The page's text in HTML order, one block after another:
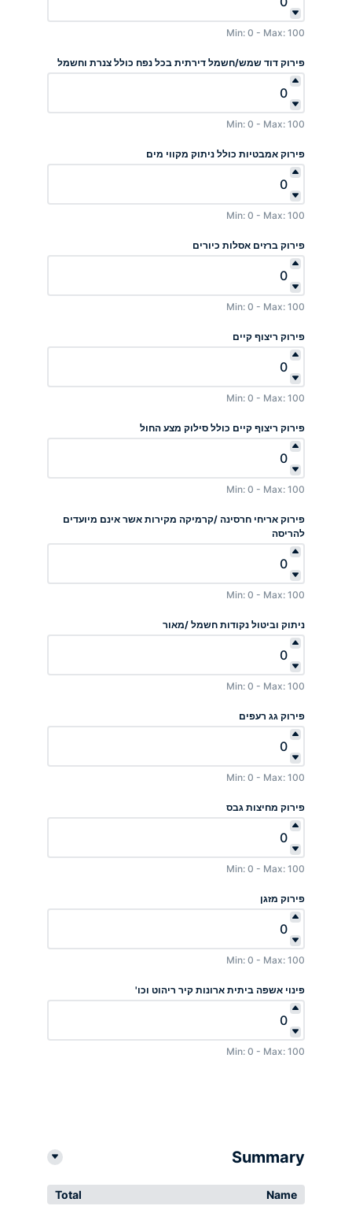
Min: 0 - Max: 100
פירוק דוד שמש/חשמל דירתית בכל נפח כולל צנרת וחשמל
Min: 0 - Max: 100
פירוק אמבטיות כולל ניתוק מקווי מים
Min: 0 - Max: 100
פירוק ברזים אסלות כיורים
Min: 0 - Max: 100
פירוק ריצוף קיים
Min: 0 - Max: 100
פירוק ריצוף קיים כולל סילוק מצע החול
Min: 0 - Max: 100
פירוק אריחי חרסינה /קרמיקה מקירות אשר אינם מיועדים
להריסה
Min: 0 - Max: 100
ניתוק וביטול נקודות חשמל /מאור
Min: 0 - Max: 100
פירוק גג רעפים
Min: 0 - Max: 100
פירוק מחיצות גבס
Min: 0 - Max: 100
פירוק מזגן
Min: 0 - Max: 100
פינוי אשפה ביתית ארונות קיר ריהוט וכו'
Min: 0 - Max: 100
Summary
Name
Total